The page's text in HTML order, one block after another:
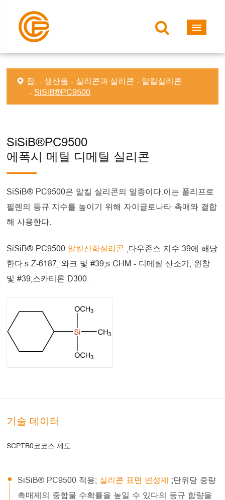
집. 생산품 실리콘과 실리콘
알킬실리콘
SiSiB®PC9500
SiSiB®PC9500
에폭시 메틸 디메틸 실리콘
SiSiB® PC9500은 알킬 실리콘의 일종이다.이는 폴리프로
필렌의 등규 지수를 높이기 위해 자이글로나타 촉매와 결합
해 사용한다.
SiSiB® PC9500 알킬산화실리콘 ;다우존스 지수 39에 해당
한다.s Z-6187, 와크 및 #39;s CHM - 디메틸 산소기, 윈창
및 #39;스카티론 D300.
기술 데이터
SCPTB0코코스 제도
SiSiB® PC9500 적용; 실리콘 표면 변성제 ;단위당 중량
촉매제의 중합물 수확률을 높일 수 있다의 등규 함량을